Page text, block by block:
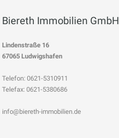
Biereth Immobilien GmbH
Lindenstraße 16
67065 Ludwigshafen
Telefon: 0621-5310911
Telefax: 0621-5380686
info@biereth-immobilien.de